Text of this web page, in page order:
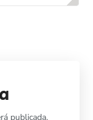
publicada.